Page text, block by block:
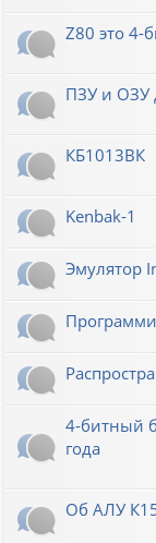
Z80 это 4-
ПЗУ и ОЗУ
КБ1013ВК
Kenbak-1
Эмулятор
4-битный
года
Об АЛУ